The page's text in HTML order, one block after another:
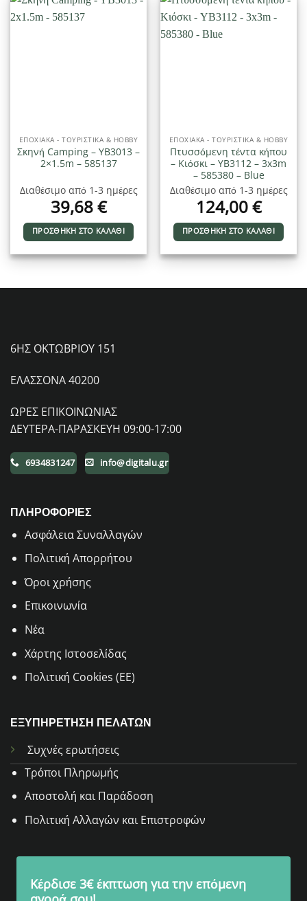
ΕΠΟΧΙΑΚΑ - ΤΟΥΡΙΣΤΙΚΑ & HOBBY
Σκηνή Camping – YB3013 –
2×1.5m – 585137
Διαθέσιμο από 1-3 ημέρες
39,68€
ΠΡΟΣΘΉΚΗ ΣΤΟ ΚΑΛΆΘΙ
ΕΠΟΧΙΑΚΑ - ΤΟΥΡΙΣΤΙΚΑ & HOBBY
Πτυσσόμενη τέντα κήπου
– Κιόσκι – YB3112 – 3x3m
– 585380 – Blue
Διαθέσιμο από 1-3 ημέρες
124,00€
ΠΡΟΣΘΉΚΗ ΣΤΟ ΚΑΛΆΘΙ
6ΗΣ ΟΚΤΩΒΡΙΟΥ 151
ΕΛΑΣΣΟΝΑ 40200
ΩΡΕΣ ΕΠΙΚΟΙΝΩΝΙΑΣ
ΔΕΥΤΕΡΑ-ΠΑΡΑΣΚΕΥΗ 09:00-17:00
6934831247 info@digitalu.gr
ΠΛΗΡΟΦΟΡΙΕΣ
Aσφάλεια Συναλλαγών
Πολιτική Απορρήτου
Όροι χρήσης
Επικοινωνία
Νέα
Χάρτης Ιστοσελίδας
Πολιτική Cookies (ΕΕ)
ΕΞΥΠΗΡΕΤΗΣΗ ΠΕΛΑΤΩΝ
Συχνές ερωτήσεις
Τρόποι Πληρωμής
Αποστολή και Παράδοση
Πολιτική Αλλαγών και Επιστροφών
Κέρδισε 3€ έκπτωση για την επόμενη